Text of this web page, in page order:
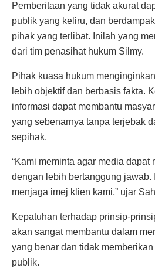
Pemberitaan yang tidak akurat
publik yang keliru, dan
pihak yang terlibat. Inilah yang
dari tim penasihat hukum Silmy.
Pihak kuasa hukum
lebih objektif dan berbasis fakta.
informasi dapat membantu
yang sebenarnya tanpa terjebak
sepihak.
“Kami meminta agar media dapat
dengan lebih bertanggung jawab.
menjaga imej klien kami,” ujar
Kepatuhan terhadap prinsip-
akan sangat membantu dalam
yang benar dan tidak
publik.